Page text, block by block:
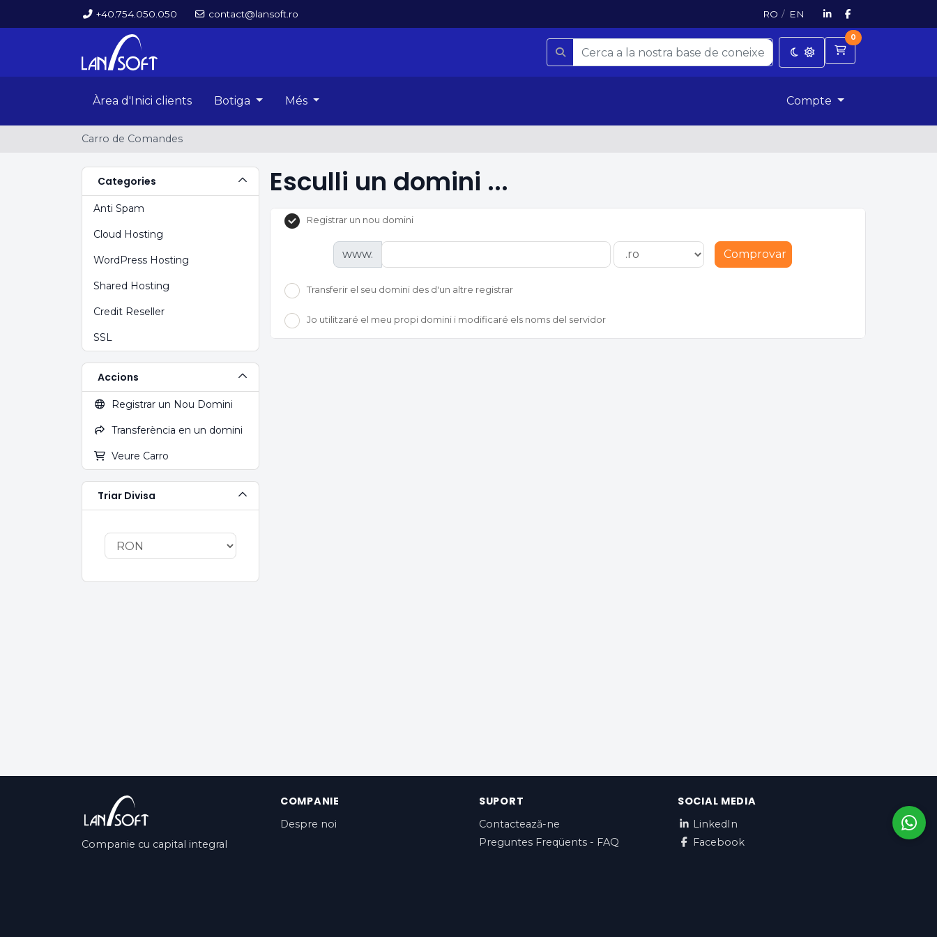
+40.754.050.050 contact@lansoft.ro RO / EN
0
Carro de
Àrea d'Inici clients Botiga Més Compte
Carro de Comandes
Categories
Anti Spam
Cloud Hosting
WordPress Hosting
Shared Hosting
Credit Reseller
SSL
Accions
Registrar un Nou Domini
Transferència en un domini
Veure Carro
Triar Divisa
Esculli un domini ...
Registrar un nou domini
www. Comprovar
Transferir el seu domini des d'un altre registrar
Jo utilitzaré el meu propi domini i modificaré els noms del servidor
Companie cu capital integral
COMPANIE
Despre noi
SUPORT
Contactează-ne
Preguntes Freqüents - FAQ
SOCIAL MEDIA
LinkedIn
Facebook